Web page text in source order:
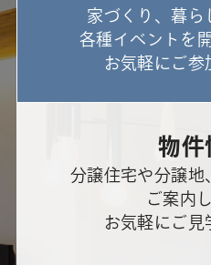
家づくり、暮ら
各種イベントを
お気軽にご参
物件
分譲住宅や分譲地
ご案内
お気軽にご見